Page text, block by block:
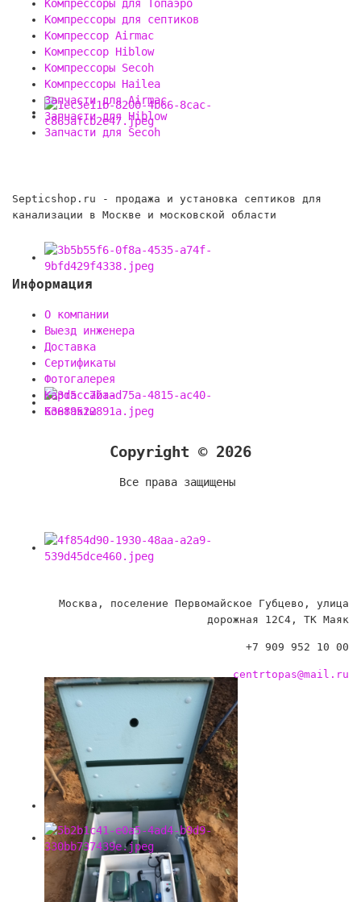
Компрессоры для Топаэро
Компрессоры для септиков
Компрессор Airmac
Компрессор Hiblow
Компрессоры Secoh
Компрессоры Hailea
Запчасти для Airmac
Запчасти для Hiblow
Запчасти для Secoh
Septicshop.ru - продажа и установка септиков для
канализации в Москве и московской области
Информация
О компании
Выезд инженера
Доставка
Сертификаты
Фотогалерея
Карта сайта
Контакты
Copyright © 2026
Все права защищены
Москва, поселение Первомайское Губцево, улица
дорожная 12С4, ТК Маяк
+7 909 952 10 00
centrtopas@mail.ru